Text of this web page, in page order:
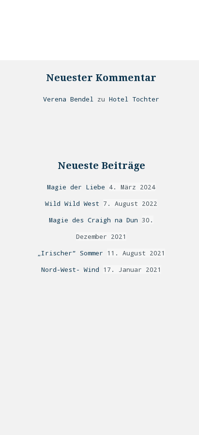
Neuester Kommentar
Verena Bendel zuHotel Tochter
Neueste Beiträge
Magie der Liebe 4. März 2024
Wild Wild West 7. August 2022
Magie des Craigh na Dun 30.
Dezember 2021
„Irischer“ Sommer 11. August 2021
Nord-West- Wind 17. Januar 2021